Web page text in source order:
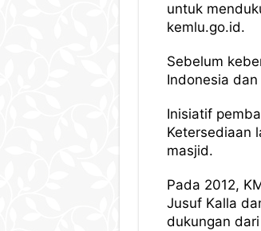
untuk
kemlu.go.id.
Sebelum
Indonesia dan
Inisiatif
Ketersediaan
masjid. ​
Pada 2012,
Jusuf Kalla
dukungan